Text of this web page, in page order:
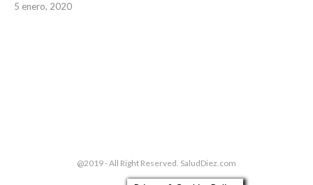
5 enero, 2020
@2019 - All Right Reserved. SaludDiez.com